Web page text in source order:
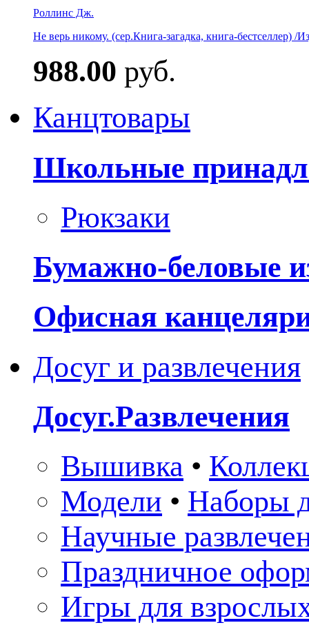
Роллинс Дж.
Не верь никому. (сер.Книга-загадка, книга-бестселлер) /
988.00 руб.
Канцтовары
Школьные
Рюкзаки
Бумажно-беловые
Офисная
Досуг и развлечения
Досуг.Развлечения
Вышивка •
Модели • Наборы
Научные
Праздничное
Игры для